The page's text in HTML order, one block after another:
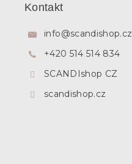
Kontakt
info@scandishop.cz
+420 514 514 834
SCANDIshop CZ
scandishop.cz